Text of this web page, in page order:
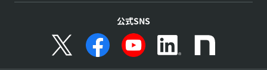
公式SNS